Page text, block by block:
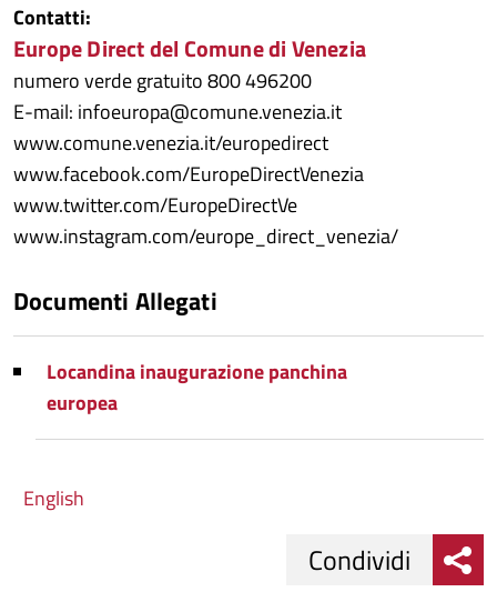
Contatti:
Europe Direct del Comune di Venezia
numero verde gratuito 800 496200
E-mail: infoeuropa@comune.venezia.it
www.comune.venezia.it/europedirect
www.facebook.com/EuropeDirectVenezia
www.twitter.com/EuropeDirectVe
www.instagram.com/europe_direct_venezia/
Documenti Allegati
Locandina inaugurazione panchina
europea
English
Condividi